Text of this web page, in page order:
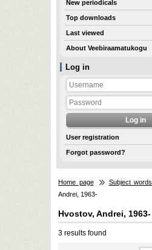
Log in
User registration
Forgot password?
New periodicals
Top downloads
Last viewed
About Veebiraamatukogu
Home page Subject words
Andrei, 1963-
Hvostov, Andrei, 1963-
3 results found